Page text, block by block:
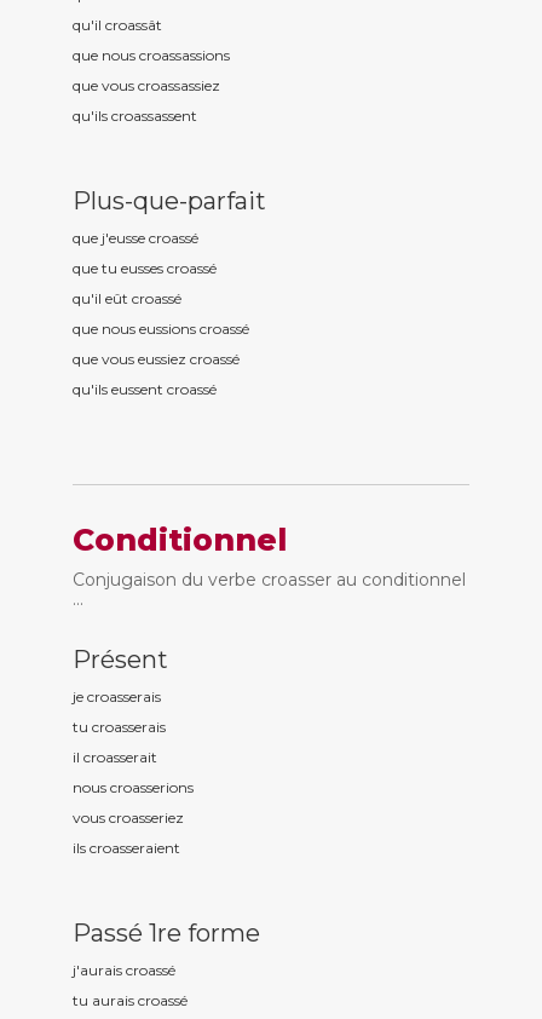
qu'il croassât
que nous croassassions
que vous croassassiez
qu'ils croassassent
Plus-que-parfait
que j'eusse croassé
que tu eusses croassé
qu'il eût croassé
que nous eussions croassé
que vous eussiez croassé
qu'ils eussent croassé
Conditionnel
Conjugaison du verbe croasser au conditionnel
...
Présent
je croasserais
tu croasserais
il croasserait
nous croasserions
vous croasseriez
ils croasseraient
Passé 1re forme
j'aurais croassé
tu aurais croassé